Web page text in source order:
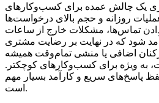
یک چالش عمده برای کسب‌وکارهای
روزانه و حجم بالای درخواست‌ها
تماس‌ها، مشکلات خارج از ساعات
شود که در نهایت بر رضایت مشتری
اضافی یا منشی تمام‌وقت همیشه
به ویژه برای کسب‌وکارهای کوچکتر.
پاسخ‌های سریع و کارآمد بسیار مهم
است.